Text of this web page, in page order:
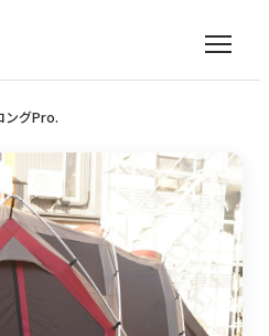
ングPro.